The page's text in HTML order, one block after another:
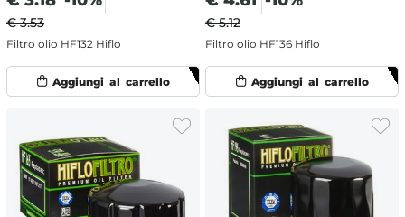
€ 3.53
Filtro olio HF132 Hiflo
€ 5.12
Filtro olio HF136 Hiflo